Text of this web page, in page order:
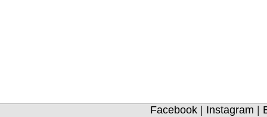
Facebook| Instagram